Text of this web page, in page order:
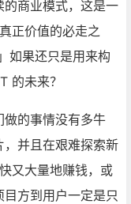
商业模式，这是一
正价值的必走之
如果还只是用来构
的未来？
做的事情没有多牛
并且在艰难探索新
又大量地赚钱，或
方到用户一定是只